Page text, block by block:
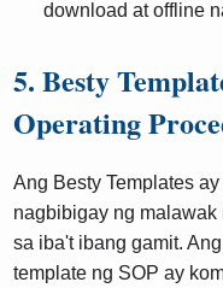
download at offline
5. Besty
Operating
Ang Besty Templates
nagbibigay ng malawak
sa iba't ibang gamit.
template ng SOP ay